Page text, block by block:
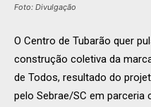
Foto: Divulgação
O Centro de Tubarão quer
construção coletiva da
de Todos, resultado do
pelo Sebrae/SC em parceria